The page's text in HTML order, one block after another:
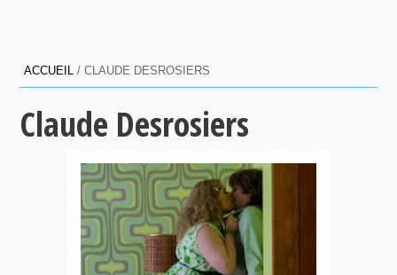
ACCUEIL /CLAUDE DESROSIERS
Claude Desrosiers